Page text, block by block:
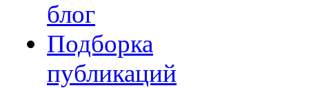
блог
Подборка
публикаций